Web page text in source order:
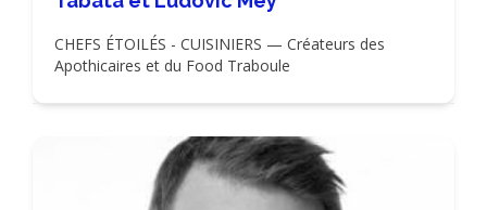
CHEFS ÉTOILÉS - CUISINIERS — Créateurs des
Apothicaires et du Food Traboule